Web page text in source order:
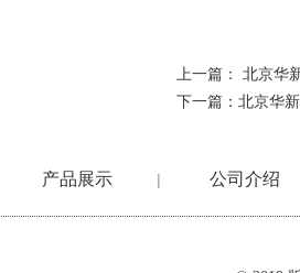
上一篇： 北京华
下一篇： 北京华
产品展示 | 公司介绍